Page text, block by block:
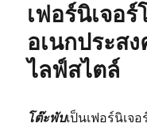
เฟอร์นิเจอ
อเนกประส
ไลฟ์สไตล์
โต๊ะพับเป็นเฟอร์นิเจ